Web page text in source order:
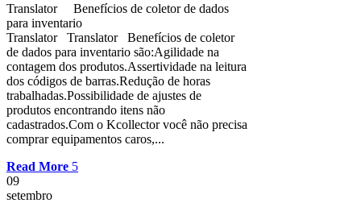
Translator Benefícios de coletor de dados
para inventario
Translator Translator Benefícios de coletor
de dados para inventario são:Agilidade na
contagem dos produtos.Assertividade na leitura
dos códigos de barras.Redução de horas
trabalhadas.Possibilidade de ajustes de
produtos encontrando itens não
cadastrados.Com o Kcollector você não precisa
comprar equipamentos caros,...
Read More
09
setembro